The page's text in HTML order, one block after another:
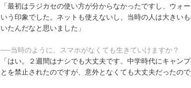
「最初はラジカセの使い方が分からなかったですし、ウォ
いう印象でした。ネットも使えないし、当時の人は大きい
いたんだなと思いました」
──当時のように、スマホがなくても生きていけますか？
「はい。２週間はナシでも大丈夫です。中学時代にキャン
とを禁止されたのですが、意外となくても大丈夫だったので